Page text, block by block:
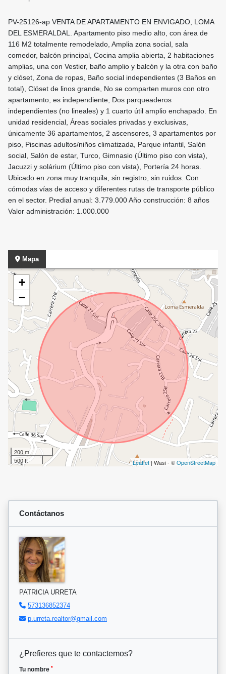
PV-25126-ap VENTA DE APARTAMENTO EN ENVIGADO, LOMA
DEL ESMERALDAL. Apartamento piso medio alto, con área de
116 M2 totalmente remodelado, ⁠Amplia zona social, sala
comedor, balcón principal, Cocina amplia abierta, ⁠2 habitaciones
amplias, una con Vestier, baño amplio y balcón y la otra con baño
y clóset, Zona de ropas, ⁠Baño social independientes (3 Baños en
total), Clóset de linos grande, No se comparten muros con otro
apartamento, es independiente, Dos parqueaderos
independientes (no lineales) y 1 cuarto útil amplio enchapado. En
unidad residencial, Áreas sociales privadas y exclusivas,
únicamente 36 apartamentos, 2 ascensores, 3 apartamentos por
piso, Piscinas adultos/niños climatizada, Parque infantil, ⁠Salón
social, Salón de estar, ⁠Turco, ⁠Gimnasio (Último piso con vista),
⁠Jacuzzi y solárium (Último piso con vista), ⁠Portería 24 horas.
Ubicado en zona muy tranquila, sin registro, sin ruidos. Con
cómodas vías de acceso y diferentes rutas de transporte público
en el sector. Predial anual: 3.779.000 Año construcción: 8 años
Valor administración: 1.000.000
Mapa
+
−
200 m
500 ft
Leaflet | Wasi - ©OpenStreetMap
Contáctanos
PATRICIA URRETA
573136852374
p.urreta.realtor@gmail.com
¿Prefieres que te contactemos?
Tu nombre *